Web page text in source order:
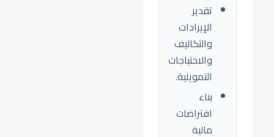
تقدير
الإيرادات
والتكاليف
والاحتياجات
التمويلية.
بناء
افتراضات
مالية